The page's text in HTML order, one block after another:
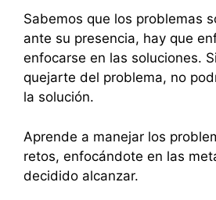
Sabemos que los problemas
ante su presencia, hay que
enfocarse en las soluciones.
quejarte del problema, no
la solución.
Aprende a manejar los
retos, enfocándote en las
decidido alcanzar.